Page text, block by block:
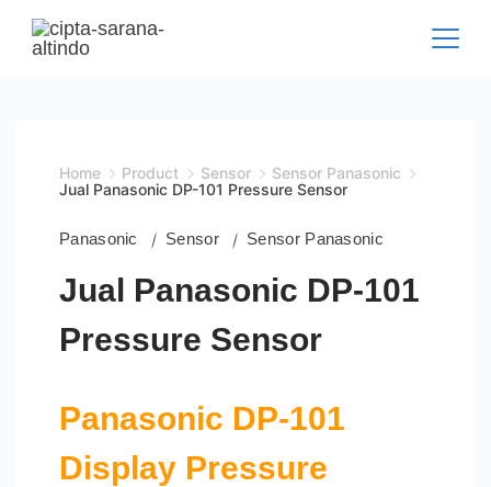
content
Home Product Sensor
Sensor Panasonic
Jual Panasonic DP-101 Pressure Sensor
Panasonic Sensor Sensor Panasonic
Jual Panasonic DP-101
Pressure Sensor
Panasonic DP-101
Display Pressure